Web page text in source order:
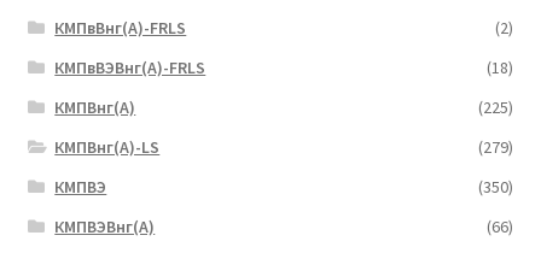
КМПвВнг(А)-FRLS
(2)
КМПвВЭВнг(А)-FRLS
(18)
КМПВнг(А)
(225)
КМПВнг(А)-LS
(279)
КМПВЭ
(350)
КМПВЭBнг(А)
(66)